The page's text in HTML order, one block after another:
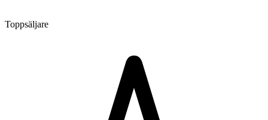
Toppsäljare